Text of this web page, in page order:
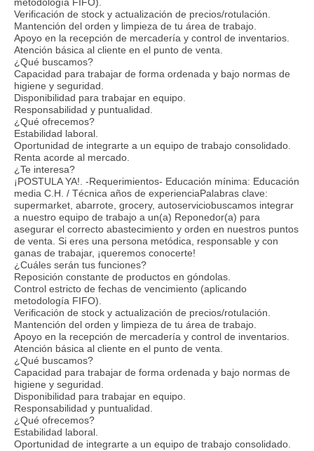
Verificación de stock y actualización de precios/rotulación.
Mantención del orden y limpieza de tu área de trabajo.
Apoyo en la recepción de mercadería y control de inventarios.
Atención básica al cliente en el punto de venta.
¿Qué buscamos?
Capacidad para trabajar de forma ordenada y bajo normas de
higiene y seguridad.
Disponibilidad para trabajar en equipo.
Responsabilidad y puntualidad.
¿Qué ofrecemos?
Estabilidad laboral.
Oportunidad de integrarte a un equipo de trabajo consolidado.
Renta acorde al mercado.
¿Te interesa?
¡POSTULA YA!. -Requerimientos- Educación mínima: Educación
media C.H. / Técnica años de experienciaPalabras clave:
supermarket, abarrote, grocery, autoserviciobuscamos integrar
a nuestro equipo de trabajo a un(a) Reponedor(a) para
asegurar el correcto abastecimiento y orden en nuestros puntos
de venta. Si eres una persona metódica, responsable y con
ganas de trabajar, ¡queremos conocerte!
¿Cuáles serán tus funciones?
Reposición constante de productos en góndolas.
Control estricto de fechas de vencimiento (aplicando
metodología FIFO).
Verificación de stock y actualización de precios/rotulación.
Mantención del orden y limpieza de tu área de trabajo.
Apoyo en la recepción de mercadería y control de inventarios.
Atención básica al cliente en el punto de venta.
¿Qué buscamos?
Capacidad para trabajar de forma ordenada y bajo normas de
higiene y seguridad.
Disponibilidad para trabajar en equipo.
Responsabilidad y puntualidad.
¿Qué ofrecemos?
Estabilidad laboral.
Oportunidad de integrarte a un equipo de trabajo consolidado.